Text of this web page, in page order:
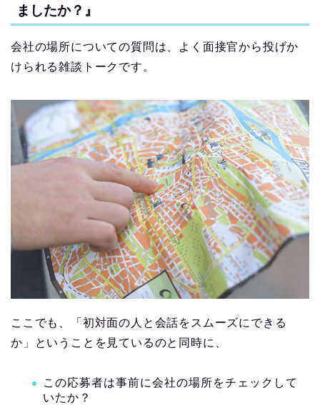
ましたか？』
会社の場所についての質問は、よく面接官から投げか
けられる雑談トークです。
ここでも、「初対面の人と会話をスムーズにできる
か」ということを見ているのと同時に、
この応募者は事前に会社の場所をチェックして
いたか？